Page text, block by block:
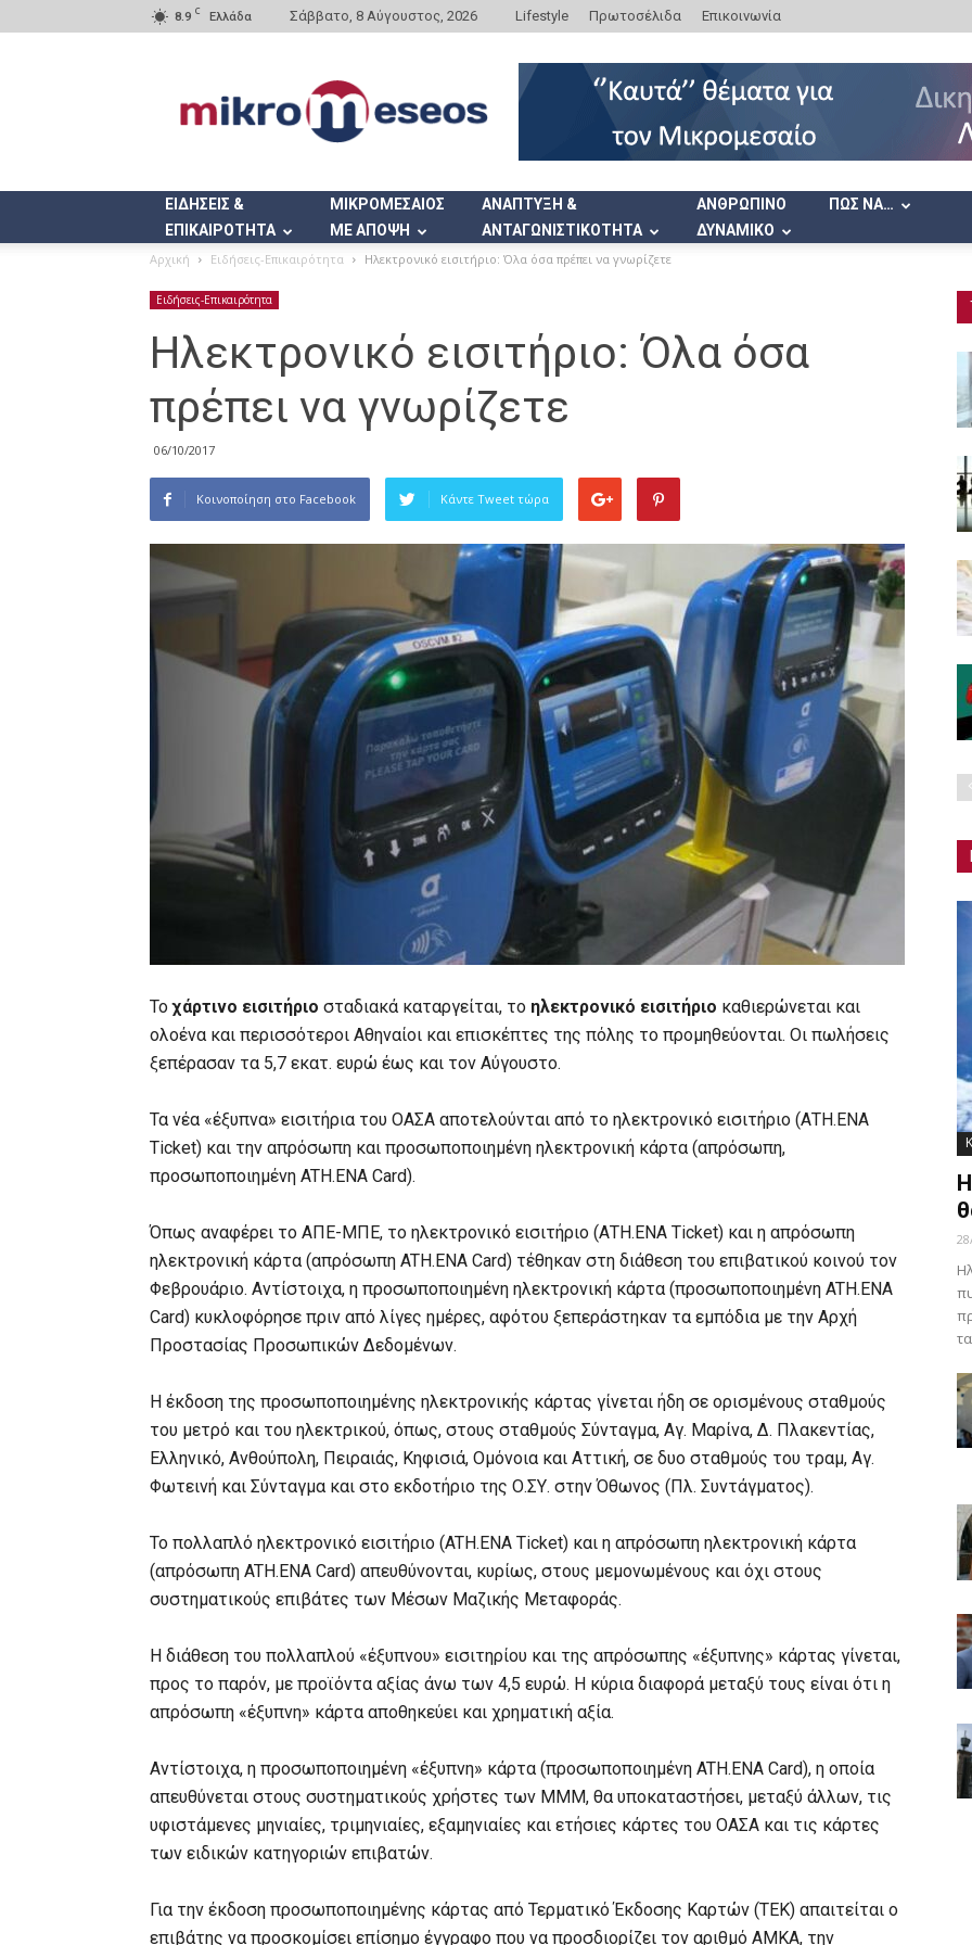
8.9 C Ελλάδα Σάββατο, 8 Αύγουστος, 2026 Lifestyle Πρωτοσέλιδα Επικοινωνία
ΕΙΔΗΣΕΙΣ &
ΕΠΙΚΑΙΡΟΤΗΤΑ
ΜΙΚΡΟΜΕΣΑΙΟΣ
ΜΕ ΑΠΟΨΗ
ΑΝΑΠΤΥΞΗ &
ΑΝΤΑΓΩΝΙΣΤΙΚΟΤΗΤΑ
ΑΝΘΡΩΠΙΝΟ
ΔΥΝΑΜΙΚΟ
ΠΩΣ ΝΑ…
Αρχική Ειδήσεις-Επικαιρότητα Ηλεκτρονικό εισιτήριο: Όλα όσα πρέπει να γνωρίζετε
Ειδήσεις-Επικαιρότητα
Ηλεκτρονικό εισιτήριο: Όλα όσα
πρέπει να γνωρίζετε
06/10/2017
Κοινοποίηση στο Facebook Κάντε Tweet τώρα
Τοχάρτινο εισιτήριο σταδιακά καταργείται, το ηλεκτρονικό εισιτήριο καθιερώνεται και
ολοένα και περισσότεροι Αθηναίοι και επισκέπτες της πόλης το προμηθεύονται. Οι πωλήσεις
ξεπέρασαν τα 5,7 εκατ. ευρώ έως και τον Αύγουστο.
Τα νέα «έξυπνα» εισιτήρια του ΟΑΣΑ αποτελούνται από το ηλεκτρονικό εισιτήριο (ΑΤΗ.ΕΝΑ
Ticket) και την απρόσωπη και προσωποποιημένη ηλεκτρονική κάρτα (απρόσωπη,
προσωποποιημένη ATH.ENA Card).
Όπως αναφέρει το ΑΠΕ-ΜΠΕ, το ηλεκτρονικό εισιτήριο (ΑΤΗ.ΕΝΑ Ticket) και η απρόσωπη
ηλεκτρονική κάρτα (απρόσωπη ATH.ENA Card) τέθηκαν στη διάθεση του επιβατικού κοινού τον
Φεβρουάριο. Αντίστοιχα, η προσωποποιημένη ηλεκτρονική κάρτα (προσωποποιημένη ATH.ENA
Card) κυκλοφόρησε πριν από λίγες ημέρες, αφότου ξεπεράστηκαν τα εμπόδια με την Αρχή
Προστασίας Προσωπικών Δεδομένων.
Η έκδοση της προσωποποιημένης ηλεκτρονικής κάρτας γίνεται ήδη σε ορισμένους σταθμούς
του μετρό και του ηλεκτρικού, όπως, στους σταθμούς Σύνταγμα, Αγ. Μαρίνα, Δ. Πλακεντίας,
Ελληνικό, Ανθούπολη, Πειραιάς, Κηφισιά, Ομόνοια και Αττική, σε δυο σταθμούς του τραμ, Αγ.
Φωτεινή και Σύνταγμα και στο εκδοτήριο της Ο.ΣΥ. στην Όθωνος (Πλ. Συντάγματος).
Το πολλαπλό ηλεκτρονικό εισιτήριο (ATH.ENA Ticket) και η απρόσωπη ηλεκτρονική κάρτα
(απρόσωπη ATH.ENA Card) απευθύνονται, κυρίως, στους μεμονωμένους και όχι στους
συστηματικούς επιβάτες των Μέσων Μαζικής Μεταφοράς.
Η διάθεση του πολλαπλού «έξυπνου» εισιτηρίου και της απρόσωπης «έξυπνης» κάρτας γίνεται,
προς το παρόν, με προϊόντα αξίας άνω των 4,5 ευρώ. Η κύρια διαφορά μεταξύ τους είναι ότι η
απρόσωπη «έξυπνη» κάρτα αποθηκεύει και χρηματική αξία.
Αντίστοιχα, η προσωποποιημένη «έξυπνη» κάρτα (προσωποποιημένη ATH.ENA Card), η οποία
απευθύνεται στους συστηματικούς χρήστες των ΜΜΜ, θα υποκαταστήσει, μεταξύ άλλων, τις
υφιστάμενες μηνιαίες, τριμηνιαίες, εξαμηνιαίες και ετήσιες κάρτες του ΟΑΣΑ και τις κάρτες
των ειδικών κατηγοριών επιβατών.
Για την έκδοση προσωποποιημένης κάρτας από Τερματικό Έκδοσης Καρτών (ΤΕΚ) απαιτείται o
επιβάτης να προσκομίσει επίσημο έγγραφο που να προσδιορίζει τον αριθμό ΑΜΚΑ, την